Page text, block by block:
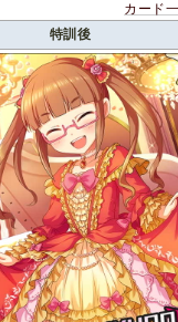
カード
特訓後